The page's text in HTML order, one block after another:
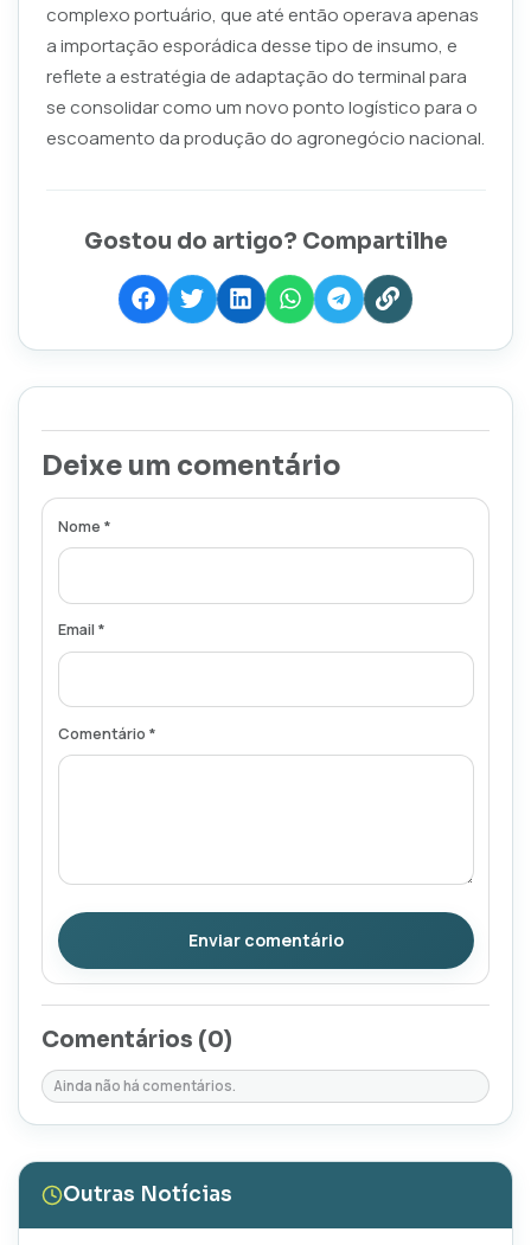
complexo portuário, que até então operava apenas
a importação esporádica desse tipo de insumo, e
reflete a estratégia de adaptação do terminal para
se consolidar como um novo ponto logístico para o
escoamento da produção do agronegócio nacional.
Gostou do artigo? Compartilhe
Deixe um comentário
Nome *
Email *
Comentário *
Enviar comentário
Comentários (0)
Ainda não há comentários.
Outras Notícias